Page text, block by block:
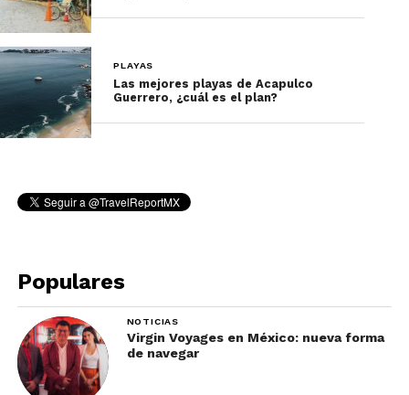
PLAYAS
Las mejores playas de Acapulco
Guerrero, ¿cuál es el plan?
Populares
NOTICIAS
Virgin Voyages en México: nueva forma
de navegar